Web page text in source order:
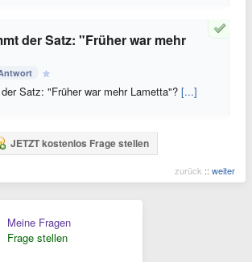
der Satz: "Früher war mehr
Satz: "Früher war mehr Lametta"? [...]
JETZT kostenlos Frage stellen
zurück :: weiter
Meine Fragen
Frage stellen